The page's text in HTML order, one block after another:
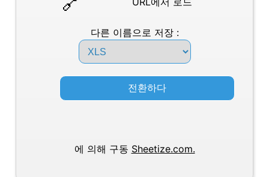
다른 이름으로 저장 :
전환하다
에 의해 구동 Sheetize.com.